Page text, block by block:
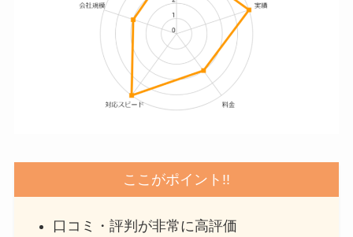
ここがポイント!!
口コミ・評判が非常に高評価